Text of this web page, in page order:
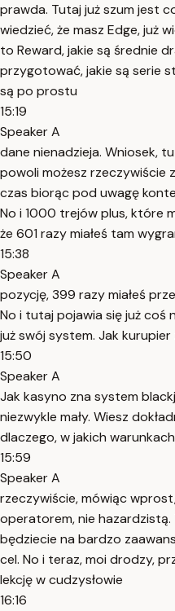
prawda. Tutaj już szum jest
wiedzieć, że masz Edge, już
to Reward, jakie są średnie
przygotować, jakie są serie
są po prostu
15:19
Speaker A
dane nienadzieja. Wniosek,
powoli możesz rzeczywiście
czas biorąc pod uwagę
No i 1000 trejów plus, które
że 601 razy miałeś tam
15:38
Speaker A
pozycję, 399 razy miałeś
No i tutaj pojawia się już coś
już swój system. Jak kurupier
15:50
Speaker A
Jak kasyno zna system
niezwykle mały. Wiesz
dlaczego, w jakich
15:59
Speaker A
rzeczywiście, mówiąc
operatorem, nie hazardzistą.
będziecie na bardzo
cel. No i teraz, moi drodzy,
lekcję w cudzysłowie
16:16